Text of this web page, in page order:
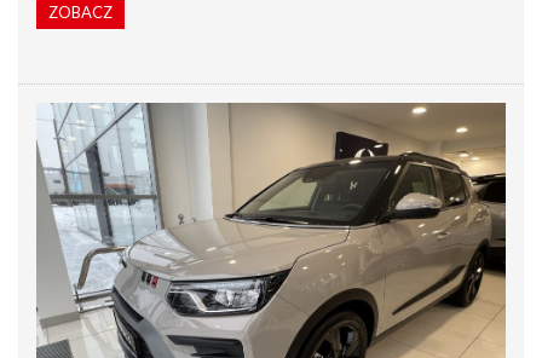
ZOBACZ